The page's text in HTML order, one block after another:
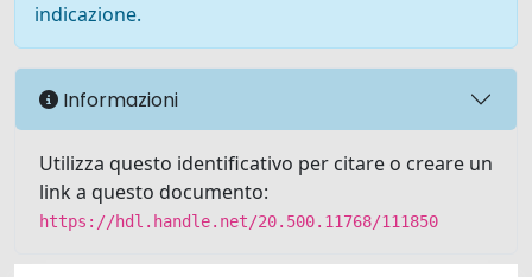
indicazione.
Informazioni
Utilizza questo identificativo per citare o creare un
link a questo documento:
https://hdl.handle.net/20.500.11768/111850